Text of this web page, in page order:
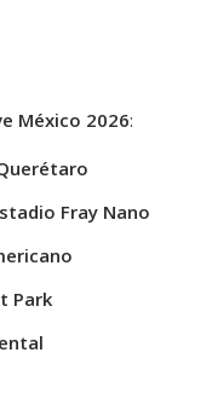
México 2026:
Fray Nano
Park